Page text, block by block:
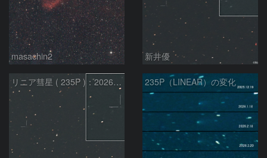
masachin2 新井優
リニア彗星 ( 235P )：2026/05/29 235P（LINEAR）の変化